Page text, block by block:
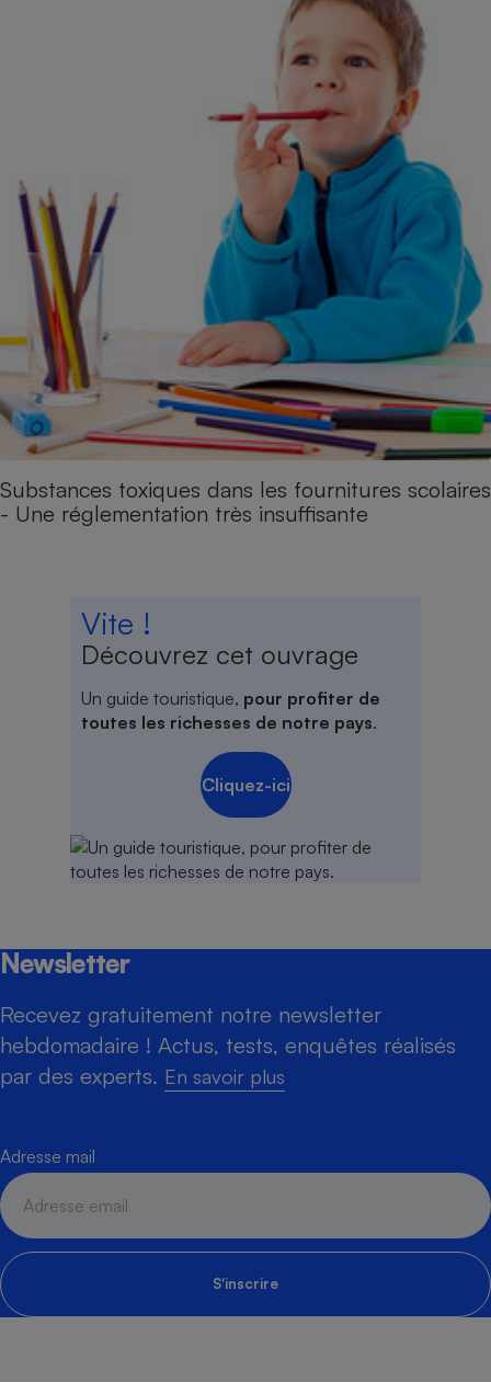
Substances toxiques dans les fournitures scolaires
- Une réglementation très insuffisante
Vite !
Découvrez cet ouvrage
Un guide touristique, pour profiter de
toutes les richesses de notre pays.
Cliquez-ici
Newsletter
Recevez gratuitement notre newsletter
hebdomadaire ! Actus, tests, enquêtes réalisés
par des experts. En savoir plus
Adresse mail
S'inscrire